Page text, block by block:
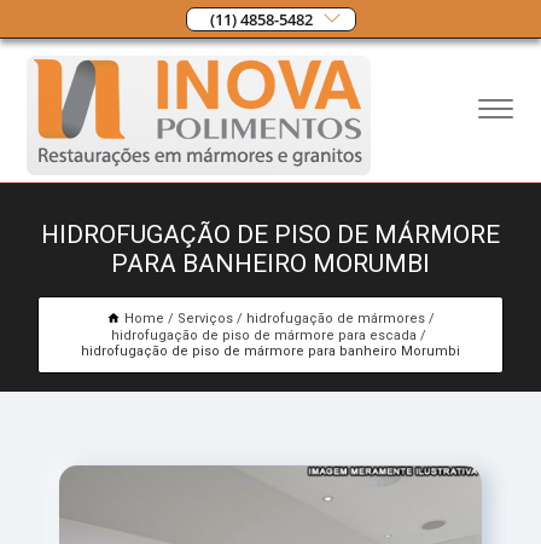
(11) 4858-5482
HIDROFUGAÇÃO DE PISO DE MÁRMORE
PARA BANHEIRO MORUMBI
Home Serviços
hidrofugação de mármores
hidrofugação de piso de mármore para escada
hidrofugação de piso de mármore para banheiro Morumbi